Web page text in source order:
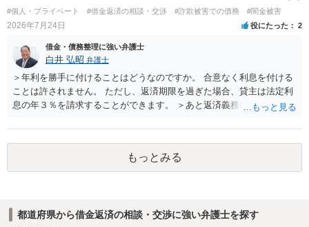
#個人・プライベート #借金返済の相談・交渉 #詐欺被害での債務 #闇金被害
2026年7月24日 役にたった 2
借金・債務整理に強い弁護士
白井 弘昭 弁護士
＞年利を勝手に付けることはどうなのですか。 合意なく利息を付ける
ことは許されません。 ただし、返済期限を過ぎた場合、貸主は法定利
息の年３％を請求することができます。 ＞あと返済義務はありますか
りたお金は返さなければいけませんし、勝手につけた利息は返済不要
です。 以上、ご参考まで。
もっとみる
都道府県から借金返済の相談・交渉に強い弁護士を探す